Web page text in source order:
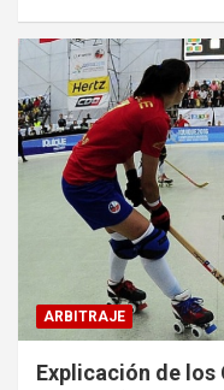
ARBITRAJE
Explicación de los